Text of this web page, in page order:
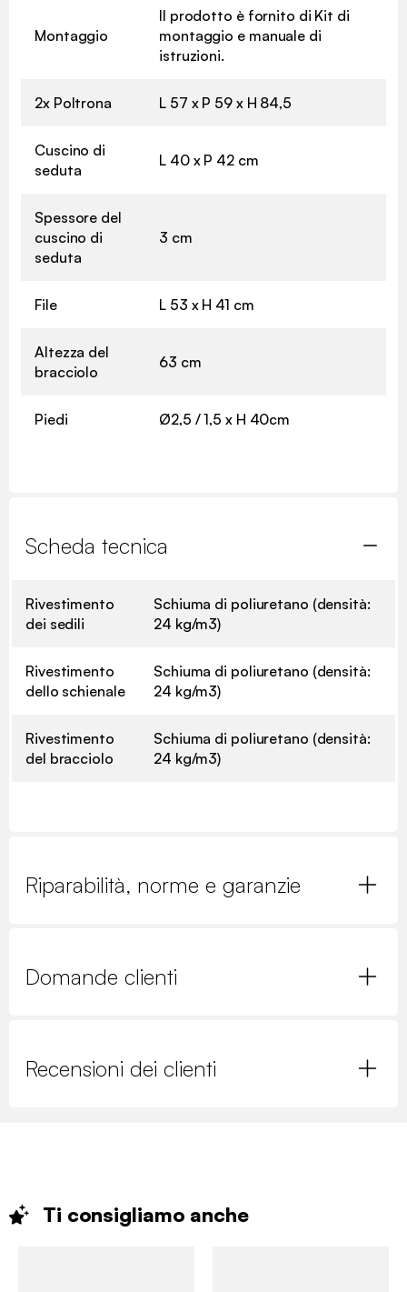
Montaggio
Il prodotto è fornito di Kit di
montaggio e manuale di
istruzioni.
2x Poltrona L 57 x P 59 x H 84,5
Cuscino di
seduta
L 40 x P 42 cm
Spessore del
cuscino di
seduta
3 cm
File L 53 x H 41 cm
Altezza del
bracciolo
63 cm
Piedi Ø2,5 / 1,5 x H 40cm
Scheda tecnica
Rivestimento
dei sedili
Schiuma di poliuretano (densità:
24 kg/m3)
Rivestimento
dello schienale
Schiuma di poliuretano (densità:
24 kg/m3)
Rivestimento
del bracciolo
Schiuma di poliuretano (densità:
24 kg/m3)
Riparabilità, norme e garanzie
Domande clienti
Recensioni dei clienti
Ti consigliamo anche